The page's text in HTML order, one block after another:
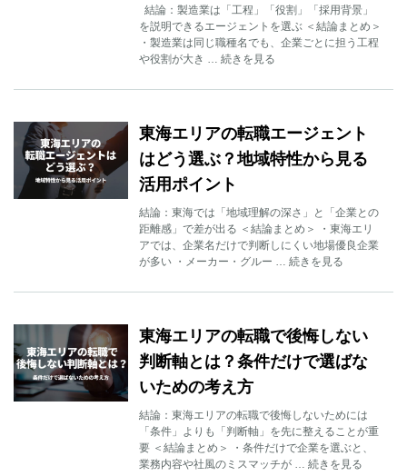
結論：製造業は「工程」「役割」「採用背景」
を説明できるエージェントを選ぶ ＜結論まとめ＞
・製造業は同じ職種名でも、企業ごとに担う工程
や役割が大き … 続きを見る
東海エリアの転職エージェント
はどう選ぶ？地域特性から見る
活用ポイント
結論：東海では「地域理解の深さ」と「企業との
距離感」で差が出る ＜結論まとめ＞ ・東海エリ
アでは、企業名だけで判断しにくい地場優良企業
が多い ・メーカー・グルー … 続きを見る
東海エリアの転職で後悔しない
判断軸とは？条件だけで選ばな
いための考え方
結論：東海エリアの転職で後悔しないためには
「条件」よりも「判断軸」を先に整えることが重
要 ＜結論まとめ＞ ・条件だけで企業を選ぶと、
業務内容や社風のミスマッチが … 続きを見る